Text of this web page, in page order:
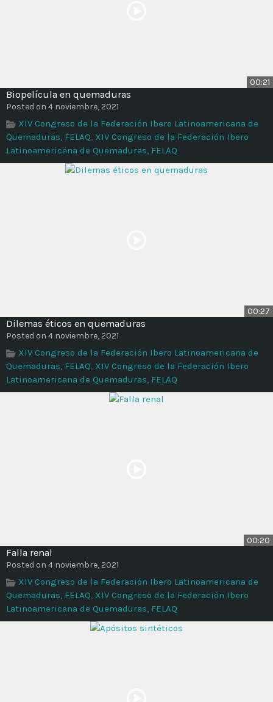
00:21
Biopelícula en quemaduras
Posted on 4 noviembre, 2021
XIV Congreso de la Federación Ibero Latinoamericana de
Quemaduras, FELAQ, XIV Congreso de la Federación Ibero
Latinoamericana de Quemaduras, FELAQ
00:27
Dilemas éticos en quemaduras
Posted on 4 noviembre, 2021
XIV Congreso de la Federación Ibero Latinoamericana de
Quemaduras, FELAQ, XIV Congreso de la Federación Ibero
Latinoamericana de Quemaduras, FELAQ
00:20
Falla renal
Posted on 4 noviembre, 2021
XIV Congreso de la Federación Ibero Latinoamericana de
Quemaduras, FELAQ, XIV Congreso de la Federación Ibero
Latinoamericana de Quemaduras, FELAQ